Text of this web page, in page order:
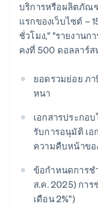
บริการหรือผลิตภัณ
แรกของเว็บไซต์ –
ชั่วโมง," "รายงานก
คงที่ 500 ดอลลาร์ส
ยอดรวมย่อย ภ
หนา
เอกสารประกอ
รับการอนุมัติ เ
ความคืบหน้าขอ
ข้อกำหนดการชำ
ส.ค. 2025) การ
เดือน 2%")